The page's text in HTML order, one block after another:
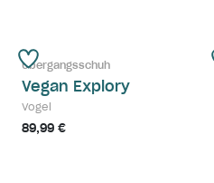
Übergangsschuh
Vegan Explory
Vogel
89,99 €